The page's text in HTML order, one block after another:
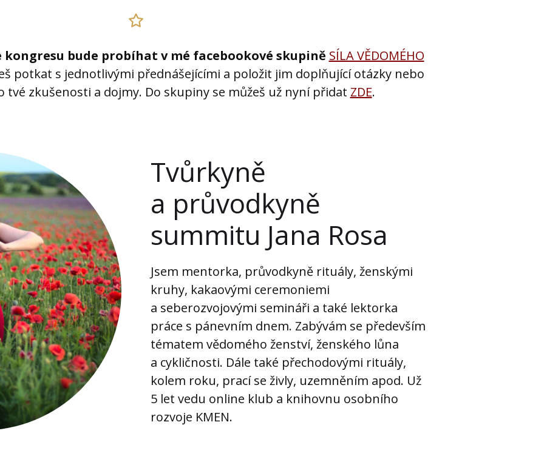
bude probíhat v mé facebookové skupině SÍLA VĚDOMÉHO
potkat s jednotlivými přednášejícími a položit jim doplňující otázky nebo
tvé zkušenosti a dojmy. Do skupiny se můžeš už nyní přidat ZDE.
Tvůrkyně
a průvodkyně
summitu Jana Rosa
Jsem mentorka, průvodkyně rituály, ženskými
kruhy, kakaovými ceremoniemi
a seberozvojovými semináři a také lektorka
práce s pánevním dnem. Zabývám se především
tématem vědomého ženství, ženského lůna
a cykličnosti. Dále také přechodovými rituály,
kolem roku, prací se živly, uzemněním apod. Už
5 let vedu online klub a knihovnu osobního
rozvoje KMEN.